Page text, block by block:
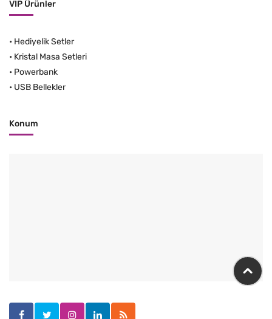
VIP Ürünler
• Hediyelik Setler
• Kristal Masa Setleri
• Powerbank
• USB Bellekler
Konum